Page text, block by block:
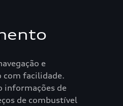
e
com facilidade.
informações de
de combustível